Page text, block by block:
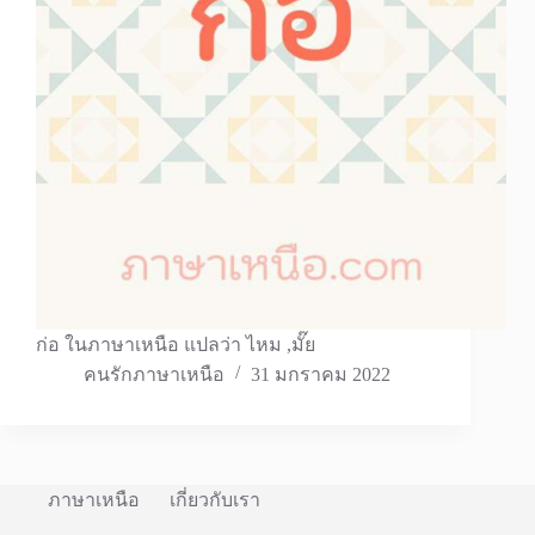
ก่อ ในภาษาเหนือ แปลว่า ไหม ,มั๊ย
คนรักภาษาเหนือ
31 มกราคม 2022
ภาษาเหนือ เกี่ยวกับเรา